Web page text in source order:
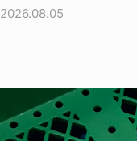
2026.08.05